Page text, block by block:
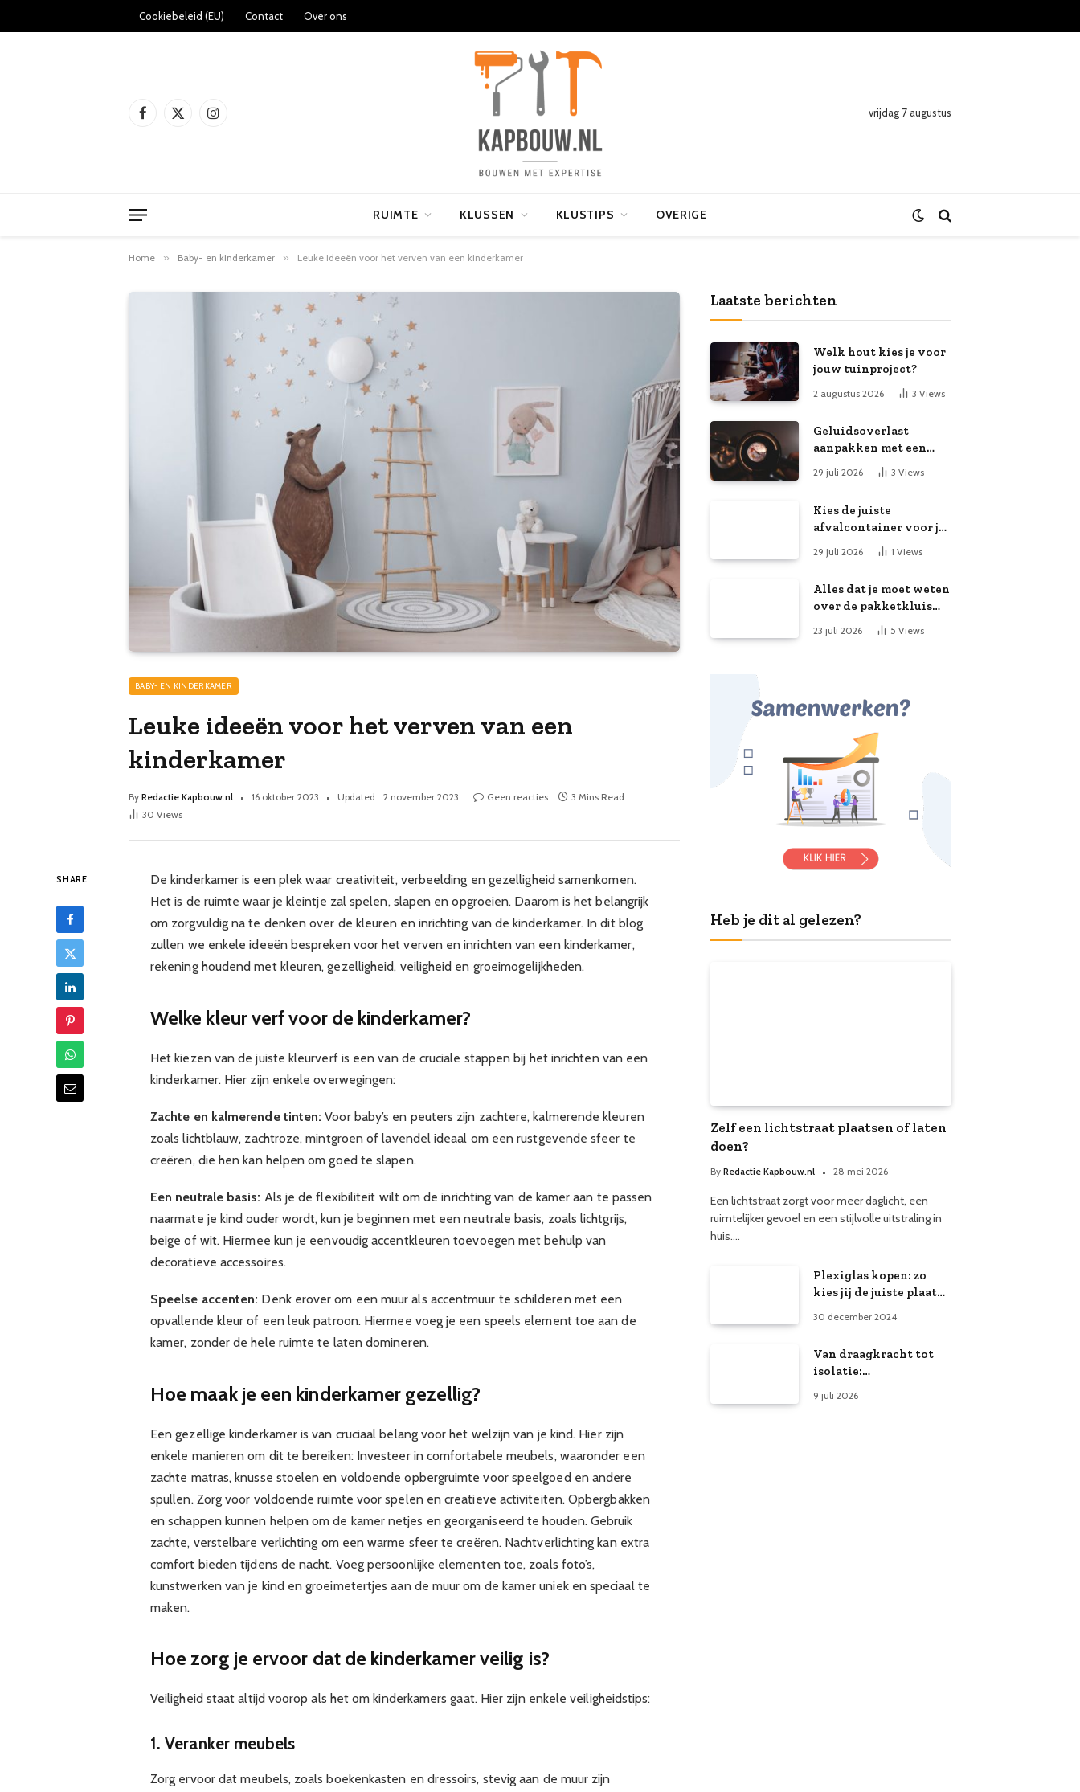
Cookiebeleid (EU) Contact Over ons
Facebook
X
Instagram vrijdag 7 augustus
RUIMTE KLUSSEN KLUSTIPS OVERIGE
Home » Baby- en kinderkamer » Leuke ideeën voor het verven van een kinderkamer
BABY- EN KINDERKAMER
Leuke ideeën voor het verven van een
kinderkamer
By Redactie Kapbouw.nl 16 oktober 2023 Updated: 2 november 2023 Geen reacties
3 Mins Read
30 Views
SHARE
De kinderkamer is een plek waar creativiteit, verbeelding en gezelligheid samenkomen.
Het is de ruimte waar je kleintje zal spelen, slapen en opgroeien. Daarom is het belangrijk
om zorgvuldig na te denken over de kleuren en inrichting van de kinderkamer. In dit blog
zullen we enkele ideeën bespreken voor het verven en inrichten van een kinderkamer,
rekening houdend met kleuren, gezelligheid, veiligheid en groeimogelijkheden.
Welke kleur verf voor de kinderkamer?
Het kiezen van de juiste kleurverf is een van de cruciale stappen bij het inrichten van een
kinderkamer. Hier zijn enkele overwegingen:
Zachte en kalmerende tinten:Voor baby’s en peuters zijn zachtere, kalmerende kleuren
zoals lichtblauw, zachtroze, mintgroen of lavendel ideaal om een rustgevende sfeer te
creëren, die hen kan helpen om goed te slapen.
Een neutrale basis: Als je de flexibiliteit wilt om de inrichting van de kamer aan te passen
naarmate je kind ouder wordt, kun je beginnen met een neutrale basis, zoals lichtgrijs,
beige of wit. Hiermee kun je eenvoudig accentkleuren toevoegen met behulp van
decoratieve accessoires.
Speelse accenten: Denk erover om een muur als accentmuur te schilderen met een
opvallende kleur of een leuk patroon. Hiermee voeg je een speels element toe aan de
kamer, zonder de hele ruimte te laten domineren.
Hoe maak je een kinderkamer gezellig?
Een gezellige kinderkamer is van cruciaal belang voor het welzijn van je kind. Hier zijn
enkele manieren om dit te bereiken: Investeer in comfortabele meubels, waaronder een
zachte matras, knusse stoelen en voldoende opbergruimte voor speelgoed en andere
spullen. Zorg voor voldoende ruimte voor spelen en creatieve activiteiten. Opbergbakken
en schappen kunnen helpen om de kamer netjes en georganiseerd te houden. Gebruik
zachte, verstelbare verlichting om een warme sfeer te creëren. Nachtverlichting kan extra
comfort bieden tijdens de nacht. Voeg persoonlijke elementen toe, zoals foto’s,
kunstwerken van je kind en groeimetertjes aan de muur om de kamer uniek en speciaal te
maken.
Hoe zorg je ervoor dat de kinderkamer veilig is?
Veiligheid staat altijd voorop als het om kinderkamers gaat. Hier zijn enkele veiligheidstips:
1. Veranker meubels
Zorg ervoor dat meubels, zoals boekenkasten en dressoirs, stevig aan de muur zijn
Laatste berichten
Welk hout kies je voor
jouw tuinproject?
2 augustus 2026 3 Views
Geluidsoverlast
aanpakken met een
slimme meting
29 juli 2026 3 Views
Kies de juiste
afvalcontainer voor je
29 juli 2026 1 Views
Alles dat je moet weten
over de pakketkluis
aan huis: voordelen,
kooptips en belang
23 juli 2026 5 Views
Heb je dit al gelezen?
Zelf een lichtstraat plaatsen of laten
doen?
By Redactie Kapbouw.nl 28 mei 2026
Een lichtstraat zorgt voor meer daglicht, een
ruimtelijker gevoel en een stijlvolle uitstraling in
huis.…
Plexiglas kopen: zo
kies jij de juiste plaat
30 december 2024
Van draagkracht tot
isolatie:
het renoveren van een
9 juli 2026